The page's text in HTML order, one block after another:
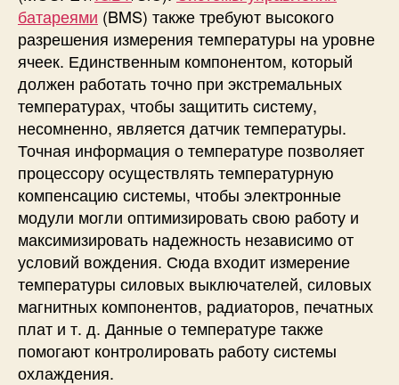
батареями (BMS) также требуют высокого
разрешения измерения температуры на уровне
ячеек. Единственным компонентом, который
должен работать точно при экстремальных
температурах, чтобы защитить систему,
несомненно, является датчик температуры.
Точная информация о температуре позволяет
процессору осуществлять температурную
компенсацию системы, чтобы электронные
модули могли оптимизировать свою работу и
максимизировать надежность независимо от
условий вождения. Сюда входит измерение
температуры силовых выключателей, силовых
магнитных компонентов, радиаторов, печатных
плат и т. д. Данные о температуре также
помогают контролировать работу системы
охлаждения.